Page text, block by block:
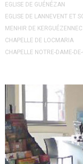
EGLISE DE GUÉNÉZAN
EGLISE DE LANNEVENT ET
MENHIR DE KERGUÉZENNEC
CHAPELLE DE LOCMARIA
CHAPELLE NOTRE-DAME-